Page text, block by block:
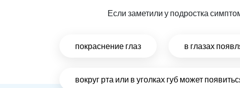
Если заметили у подростка
покраснение глаз в глазах
вокруг рта или в уголках губ может